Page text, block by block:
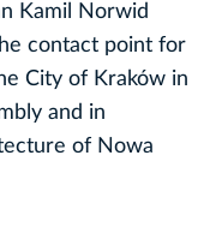
Kamil Norwid
contact point for
City of Kraków in
and in
of Nowa